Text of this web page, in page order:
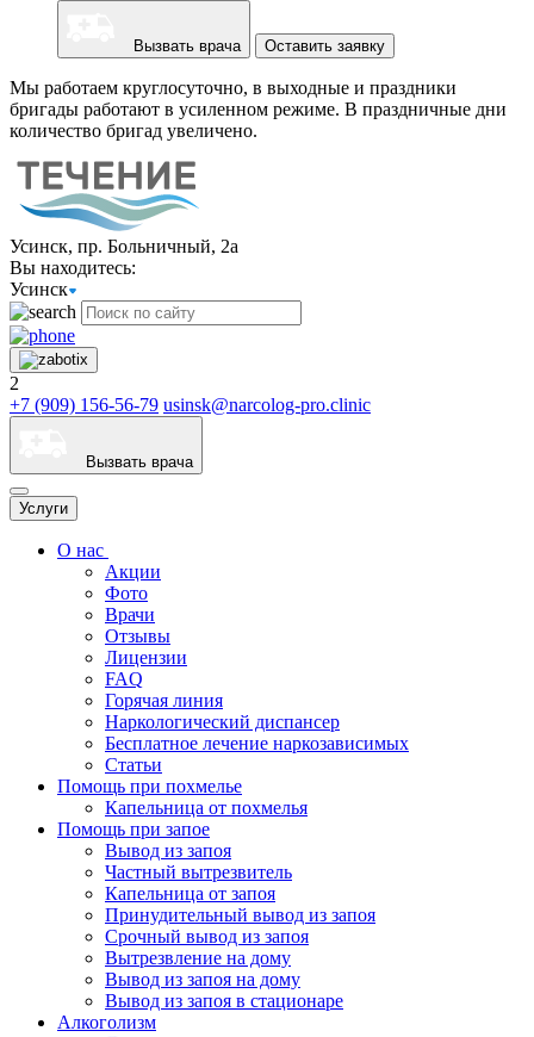
Вызвать врача Оставить заявку
Мы работаем круглосуточно, в выходные и праздники
бригады работают в усиленном режиме. В праздничные дни
количество бригад увеличено.
Усинск, пр. Больничный, 2а
Вы находитесь:
Усинск
2
+7 (909) 156-56-79 usinsk@narcolog-pro.clinic
Вызвать врача
Услуги
О нас
Акции
Фото
Врачи
Отзывы
Лицензии
FAQ
Горячая линия
Наркологический диспансер
Бесплатное лечение наркозависимых
Статьи
Помощь при похмелье
Капельница от похмелья
Помощь при запое
Вывод из запоя
Частный вытрезвитель
Капельница от запоя
Принудительный вывод из запоя
Срочный вывод из запоя
Вытрезвление на дому
Вывод из запоя на дому
Вывод из запоя в стационаре
Алкоголизм